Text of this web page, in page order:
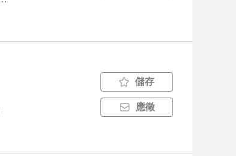
儲存
應徵